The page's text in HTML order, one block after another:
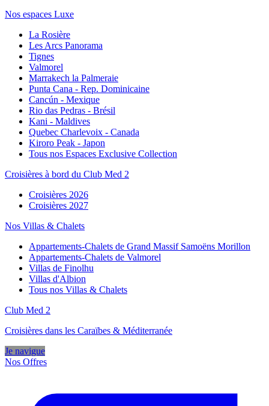
Nos espaces Luxe
La Rosière
Les Arcs Panorama
Tignes
Valmorel
Marrakech la Palmeraie
Punta Cana - Rep. Dominicaine
Cancún - Mexique
Rio das Pedras - Brésil
Kani - Maldives
Quebec Charlevoix - Canada
Kiroro Peak - Japon
Tous nos Espaces Exclusive Collection
Croisières à bord du Club Med 2
Croisières 2026
Croisières 2027
Nos Villas & Chalets
Appartements-Chalets de Grand Massif Samoëns Morillon
Appartements-Chalets de Valmorel
Villas de Finolhu
Villas d'Albion
Tous nos Villas & Chalets
Club Med 2
Croisières dans les Caraïbes & Méditerranée
Je navigue
Nos Offres